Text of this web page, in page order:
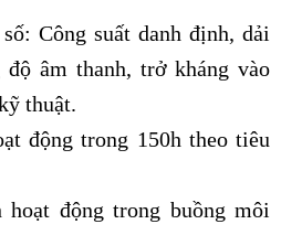
Công suất danh định, dải
độ âm thanh, trở kháng vào
thuật.
động trong 150h theo tiêu
động trong buồng môi